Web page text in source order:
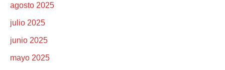
agosto 2025
julio 2025
junio 2025
mayo 2025